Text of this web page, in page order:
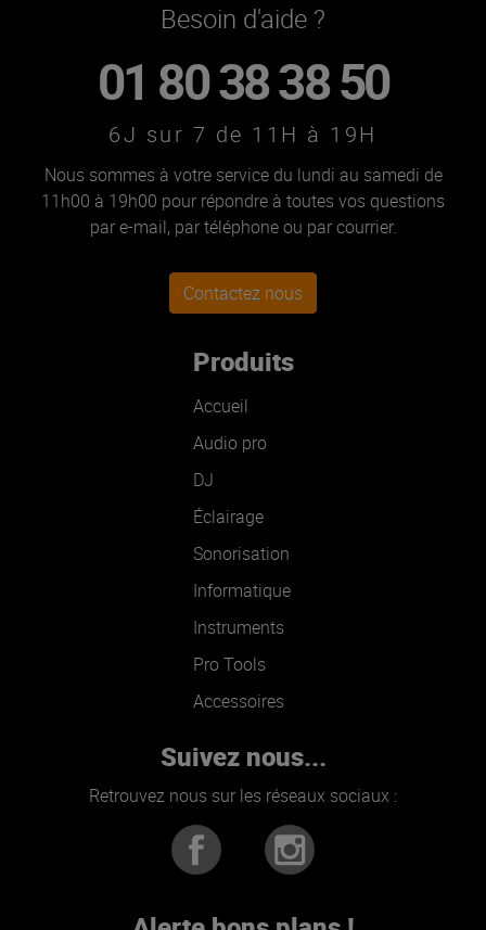
Besoin d'aide ?
01 80 38 38 50
6J sur 7 de 11H à 19H
Nous sommes à votre service du lundi au samedi de
11h00 à 19h00 pour répondre à toutes vos questions
par e-mail, par téléphone ou par courrier.
Contactez nous
Produits
Accueil
Audio pro
DJ
Éclairage
Sonorisation
Informatique
Instruments
Pro Tools
Accessoires
Suivez nous...
Retrouvez nous sur les réseaux sociaux :